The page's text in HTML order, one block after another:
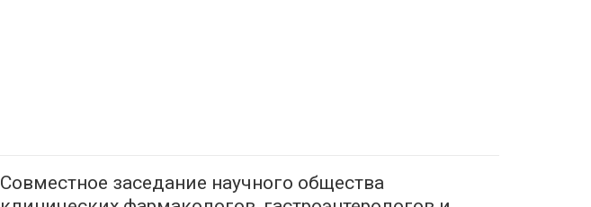
Совместное заседание научного общества